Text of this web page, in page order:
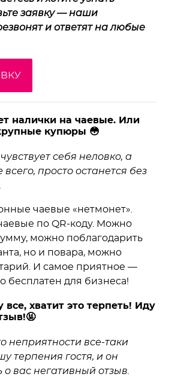
заявку — наши
и ответят на любые
налички на чаевые. Или
купюры 😳
себя неловко, а
просто останется без
чаевые «нетмонет».
по QR-коду. Можно
можно поблагодарить
но и повара, можно
И самое приятное —
бесплатен для бизнеса!
хватит это терпеть! Иду
неприятности все-таки
терпения гостя, и он
вас негативный отзыв.